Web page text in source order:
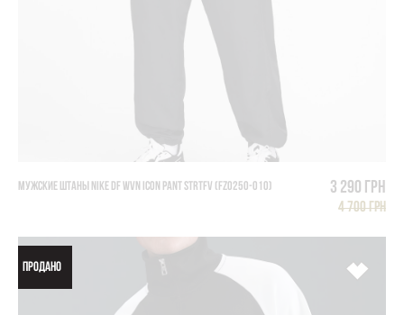
МУЖСКИЕ ШТАНЫ NIKE DF WVN ICON PANT STRTFV (FZ0250-010) 3 290 грн
4 700 грн
ПРОДАНО